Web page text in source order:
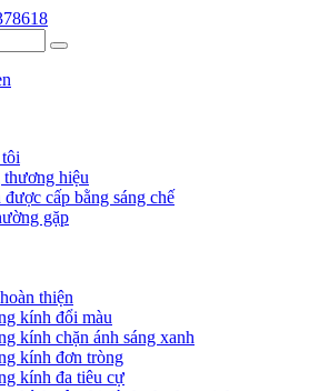
hiệu
cấp bằng sáng chế
gặp
thiện
kính đổi màu
kính chặn ánh sáng xanh
kính đơn tròng
kính đa tiêu cự